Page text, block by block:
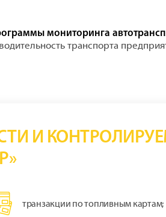
мониторинга
транспорта
И
транзакции по топливным картам;